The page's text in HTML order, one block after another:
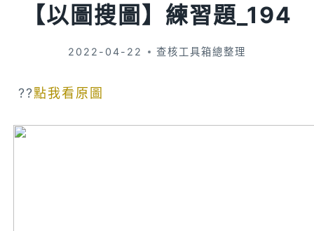
【以圖搜圖】練習題_194
2022-04-22 查核工具箱總整理
??點我看原圖